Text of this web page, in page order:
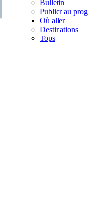
Bulletin
Publier au
Où aller
Destinations
Tops